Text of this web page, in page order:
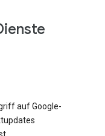
auf Google-